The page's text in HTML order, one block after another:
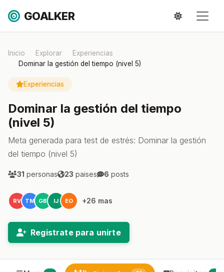
GOALKER
Inicio Explorar
Experiencias
Dominar la gestión del tiempo (nivel 5)
Experiencias
Dominar la gestión del tiempo
(nivel 5)
Meta generada para test de estrés: Dominar la gestión
del tiempo (nivel 5)
31 personas 23 paises 6 posts
RV TM GB IJ EO +26 mas
Registrate para unirte